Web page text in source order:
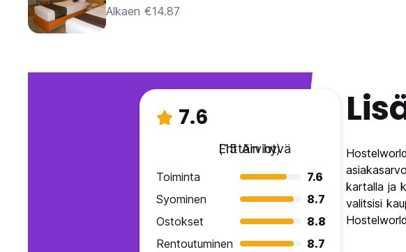
Alkaen €14.87
7.6
Erittäin hyvä
(15 Arviot)
Toiminta
7.6
Syominen
8.7
Ostokset
8.8
Rentoutuminen
8.7
kartalla ja
valitsisi